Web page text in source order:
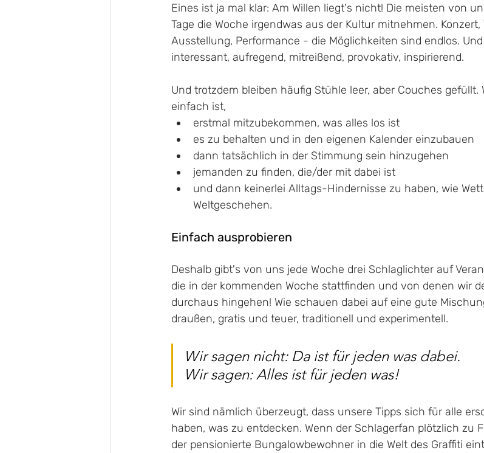
Eines ist ja mal klar: Am Willen liegt's nicht! Die meisten von
Tage die Woche irgendwas aus der Kultur mitnehmen. Konzert,
Ausstellung, Performance - die Möglichkeiten sind endlos.
interessant, aufregend, mitreißend, provokativ, inspirierend.
Und trotzdem bleiben häufig Stühle leer, aber Couches gefüllt.
einfach ist,
erstmal mitzubekommen, was alles los ist
es zu behalten und in den eigenen Kalender einzubauen
dann tatsächlich in der Stimmung sein hinzugehen
jemanden zu finden, die/der mit dabei ist
und dann keinerlei Alltags-Hindernisse zu haben, wie
Weltgeschehen.
Einfach ausprobieren
Deshalb gibt's von uns jede Woche drei Schlaglichter auf
die in der kommenden Woche stattfinden und von denen wir
durchaus hingehen! Wie schauen dabei auf eine gute
draußen, gratis und teuer, traditionell und experimentell.
Wir sagen nicht: Da ist für jeden was dabei.
Wir sagen: Alles ist für jeden was!
Wir sind nämlich überzeugt, dass unsere Tipps sich für alle
haben, was zu entdecken. Wenn der Schlagerfan plötzlich zu
der pensionierte Bungalowbewohner in die Welt des Graffiti